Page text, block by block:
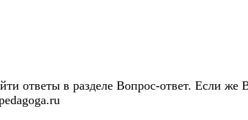
ответы в разделе Вопрос-ответ. Если